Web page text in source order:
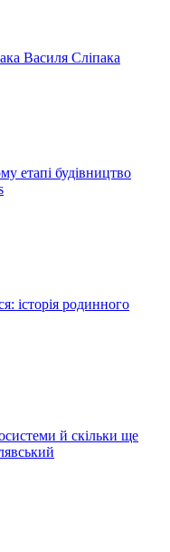
Василя Сліпака
етапі будівництво
історія родинного
й скільки ще